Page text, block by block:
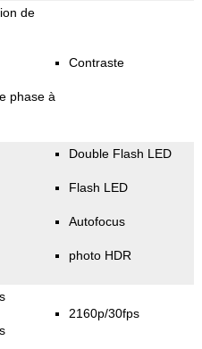
de
phase à
Contraste
Double Flash LED
Flash LED
Autofocus
photo HDR
2160p/30fps